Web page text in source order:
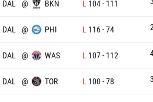
DAL @ BKN L 104- 111
DAL @ PHI L 116-74
DAL @ WAS L 107- 112
DAL @ TOR L 100-78